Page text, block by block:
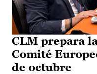
CLM prepara
Comité
de octubre